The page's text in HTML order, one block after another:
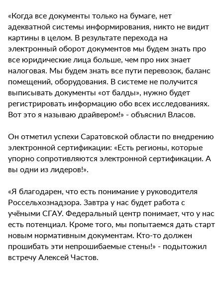
«Когда все документы только на бумаге, нет
адекватной системы информирования, никто не видит
картины в целом. В результате перехода на
электронный оборот документов мы будем знать про
все юридические лица больше, чем про них знает
налоговая. Мы будем знать все пути перевозок, баланс
помещений, оборудования. В системе не получится
выписывать документы «от балды», нужно будет
регистрировать информацию обо всех исследованиях.
Вот это я называю драйвером!» - объяснил Власов.
Он отметил успехи Саратовской области по внедрению
электронной сертификации: «Есть регионы, которые
упорно сопротивляются электронной сертификации. А
вы одни из лидеров!».
«Я благодарен, что есть понимание у руководителя
Россельхознадзора. Завтра у нас будет работа с
учёными СГАУ. Федеральный центр понимает, что у нас
есть потенциал. Кроме того, мы попытаемся дать старт
новым нормативным документам. Кто-то должен
прошибать эти непрошибаемые стены!» - подытожил
встречу Алексей Частов.